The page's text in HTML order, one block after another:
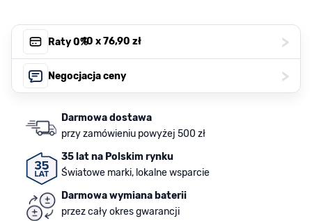
Raty 0%, 10 x76,90 zł >
Negocjacja ceny >
Darmowa dostawa
przy zamówieniu powyżej 500 zł
35 lat na Polskim rynku
Światowe marki, lokalne wsparcie
Darmowa wymiana baterii
przez cały okres gwarancji